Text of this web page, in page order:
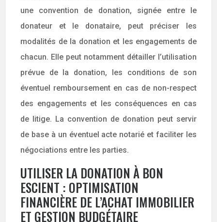
une convention de donation, signée entre le
donateur et le donataire, peut préciser les
modalités de la donation et les engagements de
chacun. Elle peut notamment détailler l’utilisation
prévue de la donation, les conditions de son
éventuel remboursement en cas de non-respect
des engagements et les conséquences en cas
de litige. La convention de donation peut servir
de base à un éventuel acte notarié et faciliter les
négociations entre les parties.
UTILISER LA DONATION À BON
ESCIENT : OPTIMISATION
FINANCIÈRE DE L’ACHAT IMMOBILIER
ET GESTION BUDGÉTAIRE